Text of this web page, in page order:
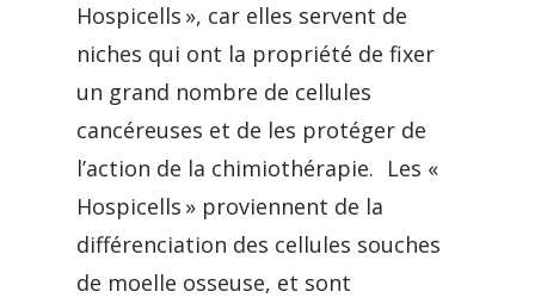
Hospicells », car elles servent de
niches qui ont la propriété de fixer
un grand nombre de cellules
cancéreuses et de les protéger de
l’action de la chimiothérapie. Les «
Hospicells » proviennent de la
différenciation des cellules souches
de moelle osseuse, et sont